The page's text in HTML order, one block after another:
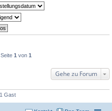
1 von 1
Gehe zu Forum
Gast